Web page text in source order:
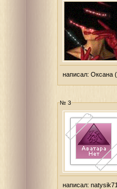
написал: Оксана
№ 3
написал: